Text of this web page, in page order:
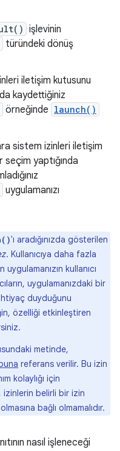
işlevinin
türündeki dönüş
iletişim kutusunu
kaydettiğiniz
örneğinde launch()
sistem izinleri iletişim
seçim yaptığında
uygulamanızı
'ı aradığınızda gösterilen
. Kullanıcıya daha fazla
kullanıcı
uygulamanızdaki bir
duyduğunu
özelliği etkinleştiren
metinde,
referans verilir. Bu izin
kolaylığı için
izinlerin belirli bir izin
bağlı olmamalıdır.
nasıl işleneceği